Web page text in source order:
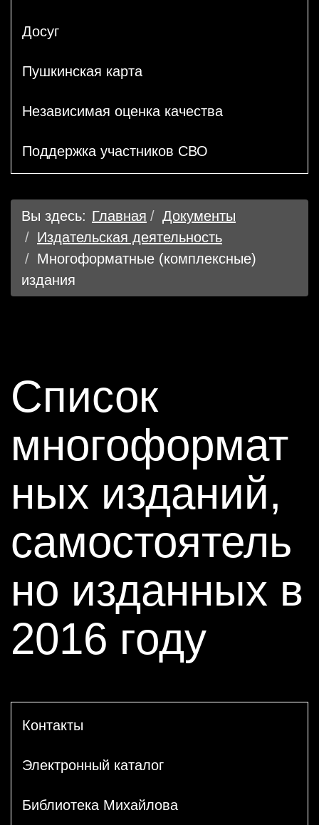
Досуг
Пушкинская карта
Независимая оценка качества
Поддержка участников СВО
Вы здесь: Главная
Документы
Издательская деятельность
Многоформатные (комплексные)
издания
Cписок
многоформат
ных изданий,
самостоятель
но изданных в
2016 году
Контакты
Электронный каталог
Библиотека Михайлова